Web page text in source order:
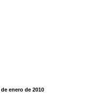
enero de 2010